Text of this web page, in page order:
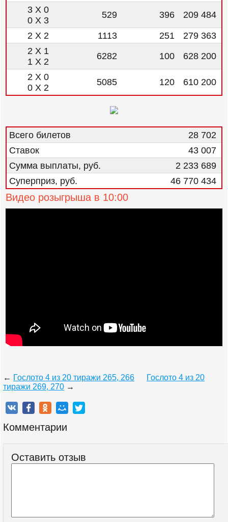
3 X 0
0 X 3
529 396 209 484
2 X 2 1113 251
279 363
2 X 1
1 X 2
6282 100 628 200
2 X 0
0 X 2
5085 120 610 200
Всего билетов
28 702
Ставок
43 007
Сумма выплаты, руб.
2 233 689
Суперприз, руб.
46 770 434
Видео розыгрыша в 10:00
← Гослото 4 из 20 тиражи 265, 266
Гослото 4 из 20
тиражи 269, 270 →
Комментарии
Оставить отзыв